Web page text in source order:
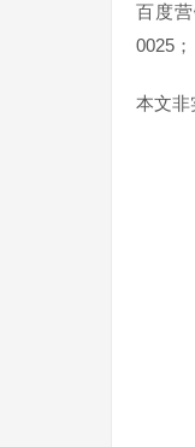
百度
0025；
本文非